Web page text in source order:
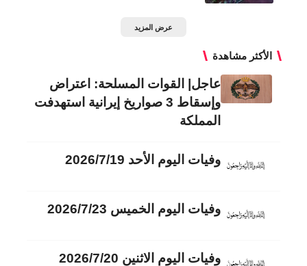
عرض المزيد
الأكثر مشاهدة
عاجل| القوات المسلحة: اعتراض
وإسقاط 3 صواريخ إيرانية استهدفت
المملكة
وفيات اليوم الأحد 2026/7/19
وفيات اليوم الخميس 2026/7/23
وفيات اليوم الاثنين 2026/7/20